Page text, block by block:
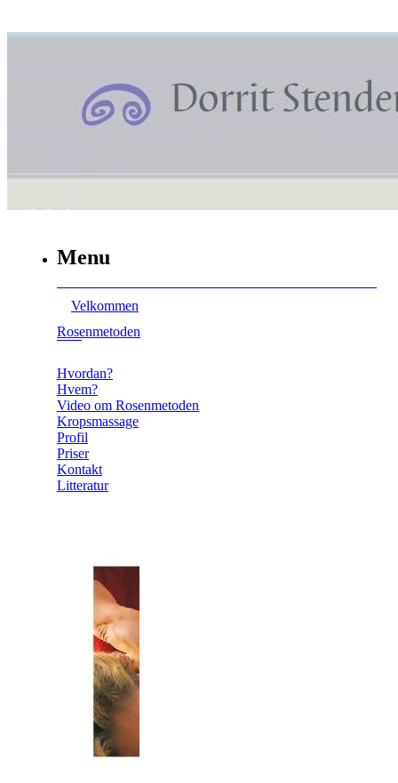
Menu
Velkommen
Rosenmetoden
Hvordan?
Hvem?
Video om Rosenmetoden
Kropsmassage
Profil
Priser
Kontakt
Litteratur